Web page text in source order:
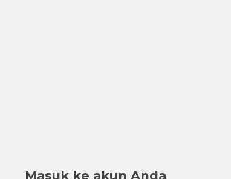
Masuk ke akun Anda